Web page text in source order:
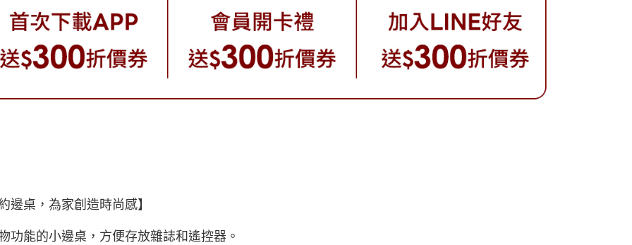
邊桌，為家創造時尚感】
功能的小邊桌，方便存放雜誌和遙控器。